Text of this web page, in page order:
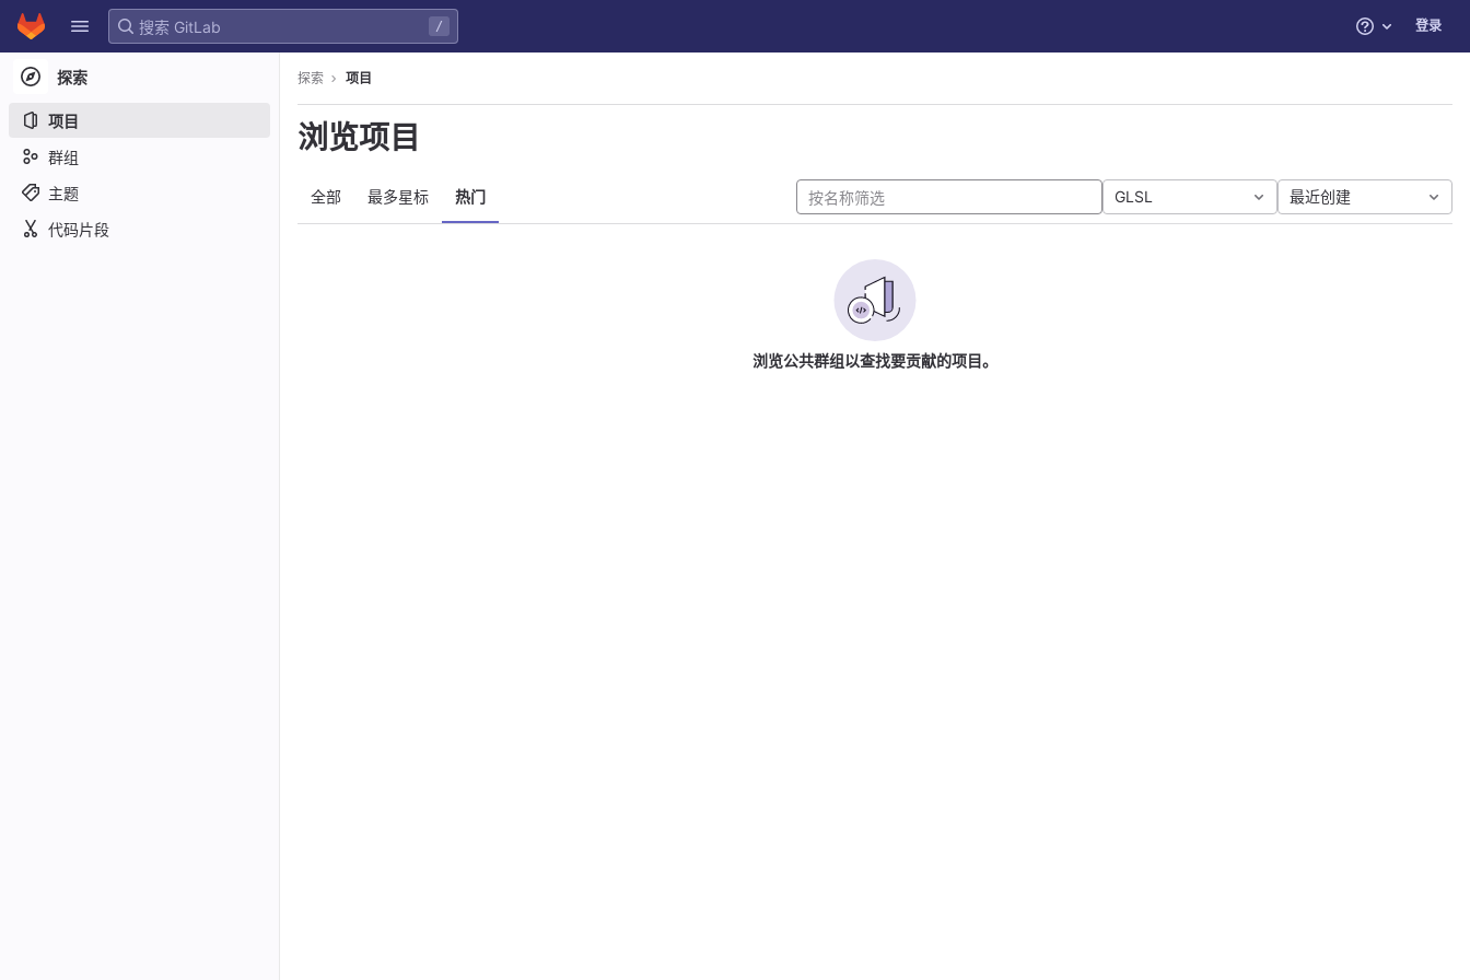
Skip to content
GitLab
/ 帮助 登录
探索
项目
群组
主题
代码片段
探索 项目
浏览项目
全部 最多星标 热门 GLSL 最近创建
浏览公共群组以查找要贡献的项目。